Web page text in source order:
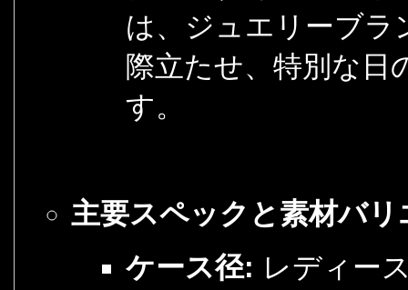
は、ジュエリーブ
際立たせ、特別な日
す。
主要スペックと素材バ
ケース径: レディー